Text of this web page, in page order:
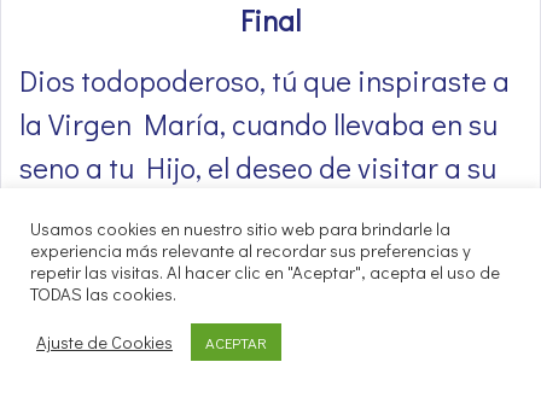
Final
Dios todopoderoso, tú que inspiraste a
la Virgen María, cuando llevaba en su
seno a tu Hijo, el deseo de visitar a su
que, dóciles al soplo del Espíritu,
podamos, con María, cantar tus
maravillas durante toda nuestra vida.
Usamos cookies en nuestro sitio web para brindarle la
experiencia más relevante al recordar sus preferencias y
repetir las visitas. Al hacer clic en "Aceptar", acepta el uso de
TODAS las cookies.
Ajuste de Cookies ACEPTAR